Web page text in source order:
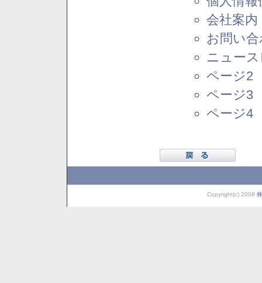
会社案内
お問い
ニュー
ページ2
ページ3
ページ4
Copyright(c) 2008